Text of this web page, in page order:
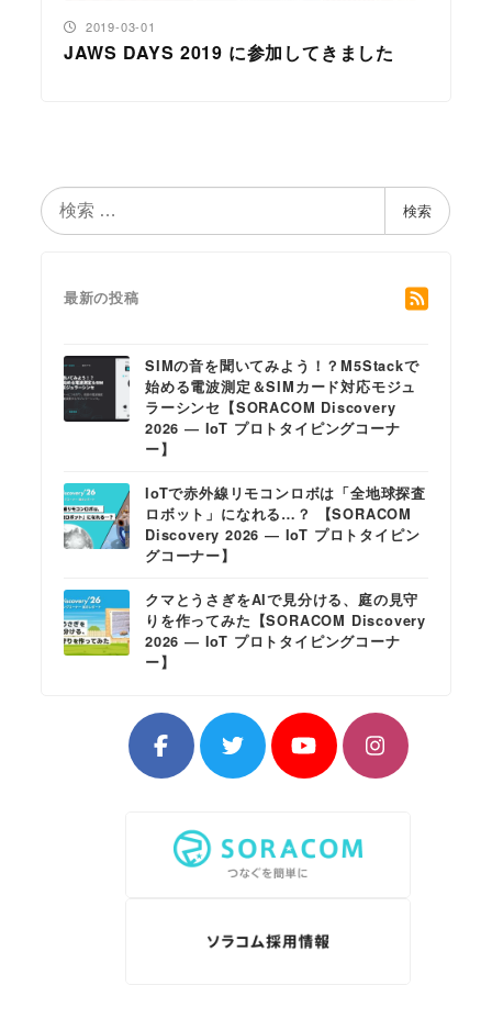
JAWS DAYS 2019 に参加してきました
投稿日
2019-03-01
検
索
検索
最新の投稿
SIMの音を聞いてみよう！？M5Stackで
始める電波測定＆SIMカード対応モジュ
ラーシンセ【SORACOM Discovery
2026 ― IoT プロトタイピングコーナ
ー】
IoTで赤外線リモコンロボは「全地球探査
ロボット」になれる…？ 【SORACOM
Discovery 2026 ― IoT プロトタイピン
グコーナー】
クマとうさぎをAIで見分ける、庭の見守
りを作ってみた【SORACOM Discovery
2026 ― IoT プロトタイピングコーナ
ー】